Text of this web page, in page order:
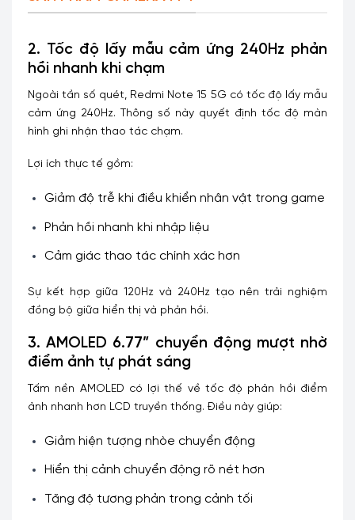
2. Tốc độ lấy mẫu cảm ứng 240Hz phản
hồi nhanh khi chạm
Ngoài tần số quét, Redmi Note 15 5G có tốc độ lấy mẫu
cảm ứng 240Hz. Thông số này quyết định tốc độ màn
hình ghi nhận thao tác chạm.
Lợi ích thực tế gồm:
Giảm độ trễ khi điều khiển nhân vật trong game
Phản hồi nhanh khi nhập liệu
Cảm giác thao tác chính xác hơn
Sự kết hợp giữa 120Hz và 240Hz tạo nên trải nghiệm
đồng bộ giữa hiển thị và phản hồi.
3. AMOLED 6.77” chuyển động mượt nhờ
điểm ảnh tự phát sáng
Tấm nền AMOLED có lợi thế về tốc độ phản hồi điểm
ảnh nhanh hơn LCD truyền thống. Điều này giúp:
Giảm hiện tượng nhòe chuyển động
Hiển thị cảnh chuyển động rõ nét hơn
Tăng độ tương phản trong cảnh tối